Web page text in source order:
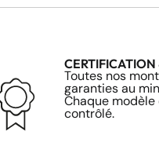
CERTIFICATION
Toutes nos
garanties au
Chaque
contrôlé.